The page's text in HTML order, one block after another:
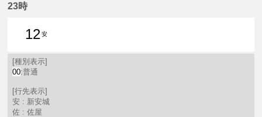
23時
12
12分はつ 普通新安城いき
安
[種別表示]
00:普通
[行先表示]
安 : 新安城
佐 : 佐屋